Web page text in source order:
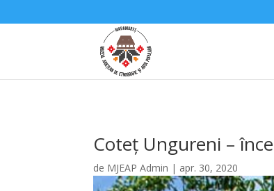
Coteț Ungureni –
de MJEAP Admin | apr. 30, 2020